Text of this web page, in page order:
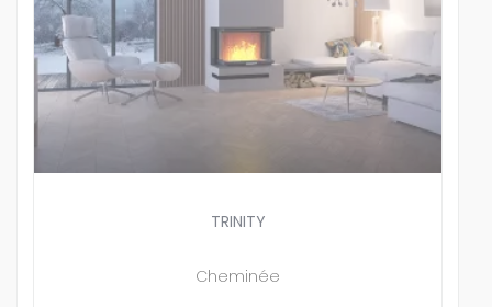
TRINITY
Cheminée